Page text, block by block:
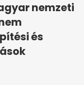
nemzeti
és